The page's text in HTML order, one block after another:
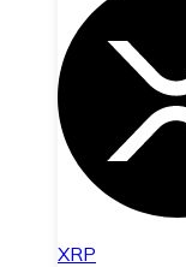
XRP